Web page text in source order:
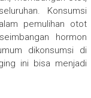
Konsumsi
pemulihan otot
hormon
dikonsumsi di
ini bisa menjadi